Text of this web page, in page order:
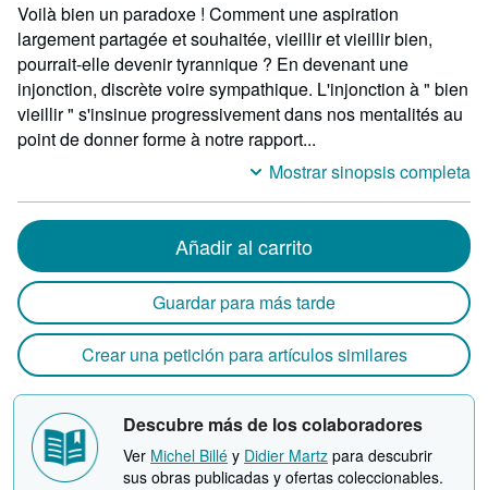
Voilà bien un paradoxe ! Comment une aspiration
largement partagée et souhaitée, vieillir et vieillir bien,
pourrait-elle devenir tyrannique ? En devenant une
injonction, discrète voire sympathique. L'injonction à " bien
vieillir " s'insinue progressivement dans nos mentalités au
point de donner forme à notre rapport...
Mostrar sinopsis completa
Añadir al carrito
Guardar para más tarde
Crear una petición para artículos similares
Descubre más de los colaboradores
Ver Michel Billé y Didier Martz para descubrir
sus obras publicadas y ofertas coleccionables.